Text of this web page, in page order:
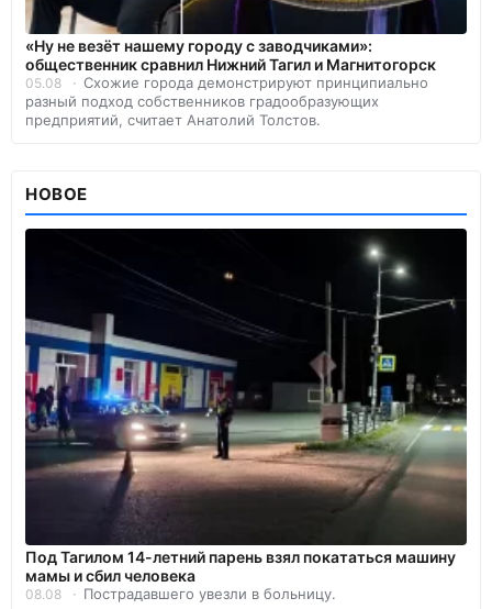
«Ну не везёт нашему городу с заводчиками»:
общественник сравнил Нижний Тагил и Магнитогорск
05.08
Схожие города демонстрируют принципиально
разный подход собственников градообразующих
предприятий, считает Анатолий Толстов.
НОВОЕ
Под Тагилом 14-летний парень взял покататься машину
мамы и сбил человека
08.08 Пострадавшего увезли в больницу.